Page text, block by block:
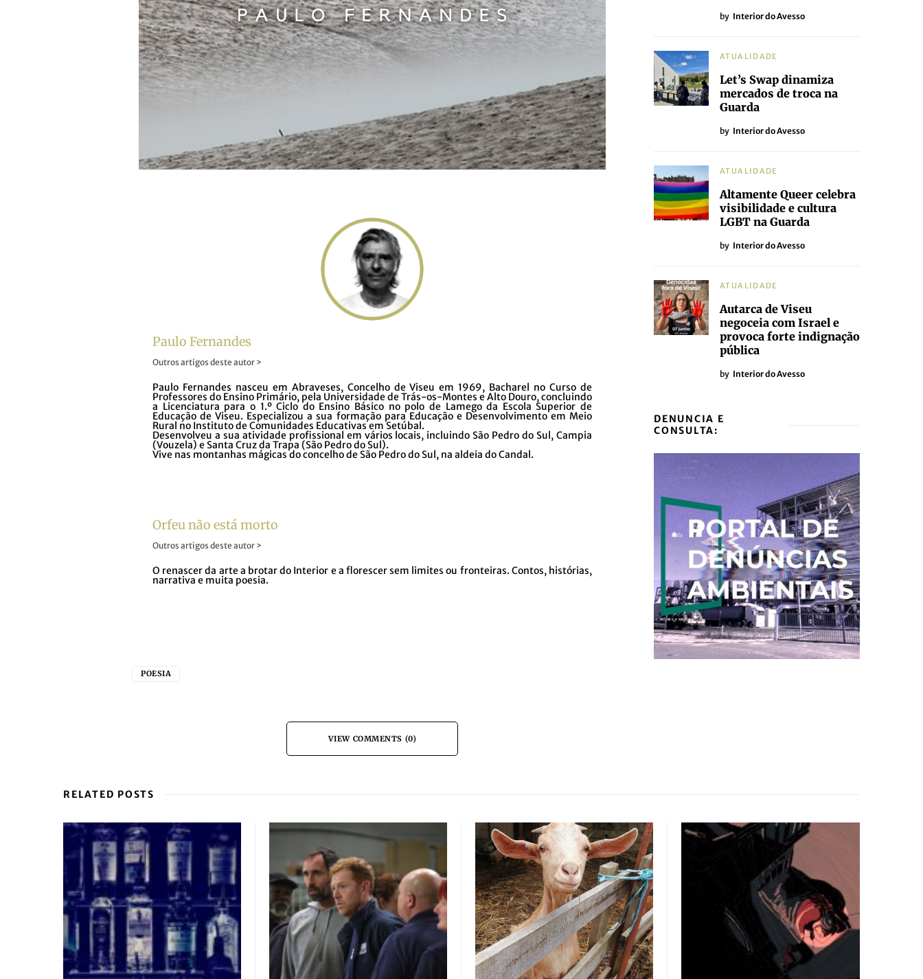
Paulo Fernandes
Outros artigos deste autor >
Paulo Fernandes nasceu em Abraveses, Concelho de Viseu em 1969, Bacharel no Curso de
Professores do Ensino Primário, pela Universidade de Trás-os-Montes e Alto Douro, concluindo
a Licenciatura para o 1.º Ciclo do Ensino Básico no polo de Lamego da Escola Superior de
Educação de Viseu. Especializou a sua formação para Educação e Desenvolvimento em Meio
Rural no Instituto de Comunidades Educativas em Setúbal.
Desenvolveu a sua atividade profissional em vários locais, incluindo São Pedro do Sul, Campia
(Vouzela) e Santa Cruz da Trapa (São Pedro do Sul).
Vive nas montanhas mágicas do concelho de São Pedro do Sul, na aldeia do Candal.
Orfeu não está morto
Outros artigos deste autor >
O renascer da arte a brotar do Interior e a florescer sem limites ou fronteiras. Contos, histórias,
narrativa e muita poesia.
POESIA
VIEW COMMENTS (0)
by Interior do Avesso
ATUALIDADE
Let’s Swap dinamiza
mercados de troca na
Guarda
by Interior do Avesso
ATUALIDADE
Altamente Queer celebra
visibilidade e cultura
LGBT na Guarda
by Interior do Avesso
ATUALIDADE
Autarca de Viseu
negoceia com Israel e
provoca forte indignação
pública
by Interior do Avesso
DENUNCIA E
CONSULTA:
RELATED POSTS